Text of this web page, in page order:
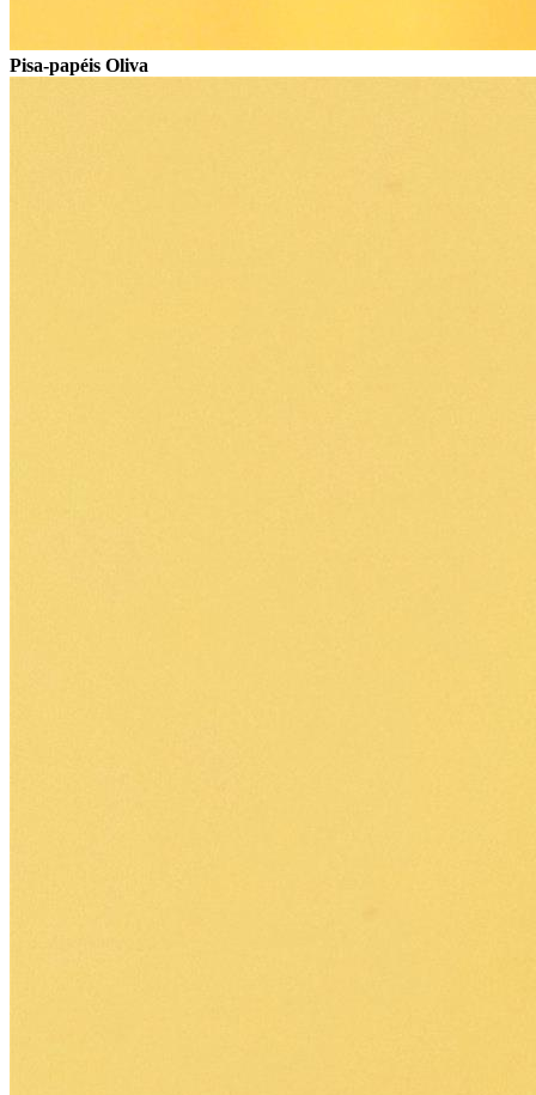
Pisa-papéis Oliva